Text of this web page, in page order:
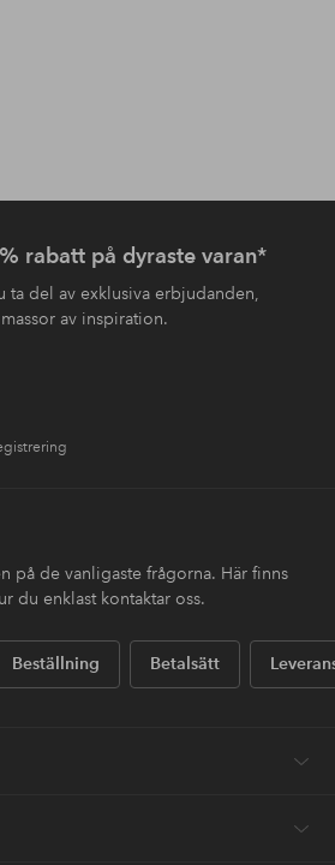
rabatt på dyraste varan*
ta del av exklusiva erbjudanden,
av inspiration.
på de vanligaste frågorna. Här finns
du enklast kontaktar oss.
Beställning Betalsätt